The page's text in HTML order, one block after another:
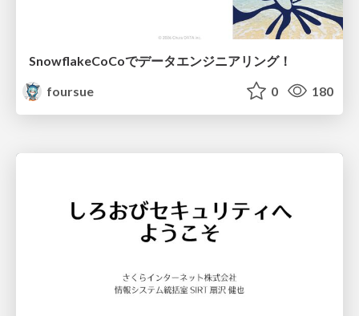
SnowflakeCoCoでデータエンジニアリング！
foursue
0 180